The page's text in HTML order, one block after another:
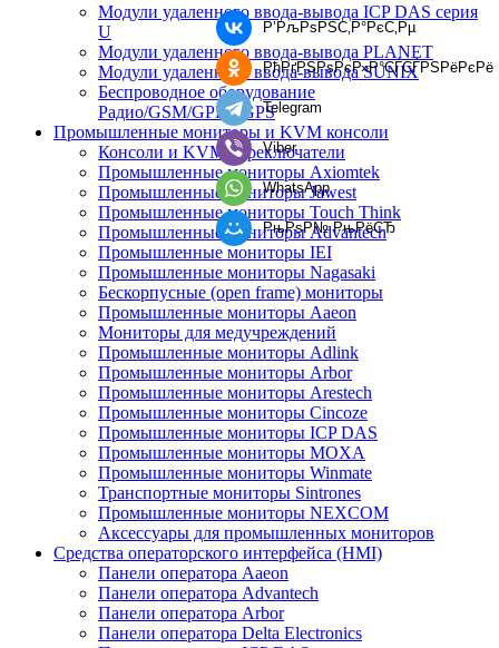
Модули удаленного ввода-вывода ICP DAS серия
U
Модули удаленного ввода-вывода PLANET
Модули удаленного ввода-вывода SUNIX
Беспроводное оборудование
Радио/GSM/GPRS/GPS
Промышленные мониторы и KVM консоли
Консоли и KVM переключатели
Промышленные мониторы Axiomtek
Промышленные мониторы Jawest
Промышленные мониторы Touch Think
Промышленные мониторы Advantech
Промышленные мониторы IEI
Промышленные мониторы Nagasaki
Бескорпусные (open frame) мониторы
Промышленные мониторы Aaeon
Мониторы для медучреждений
Промышленные мониторы Adlink
Промышленные мониторы Arbor
Промышленные мониторы Arestech
Промышленные мониторы Cincoze
Промышленные мониторы ICP DAS
Промышленные мониторы MOXA
Промышленные мониторы Winmate
Транспортные мониторы Sintrones
Промышленные мониторы NEXCOM
Аксессуары для промышленных мониторов
Средства операторского интерфейса (HMI)
Панели оператора Aaeon
Панели оператора Advantech
Панели оператора Arbor
Панели оператора Delta Electronics
Р’РљРѕРЅС‚Р°РєС‚Рµ
РћРґРЅРѕРєР»Р°СЃСЃРЅРёРєРё
Telegram
Viber
WhatsApp
РњРѕР№ РњРёСЂ